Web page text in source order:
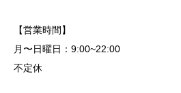
【営業時間】
月〜日曜日：9:00~22:00
不定休